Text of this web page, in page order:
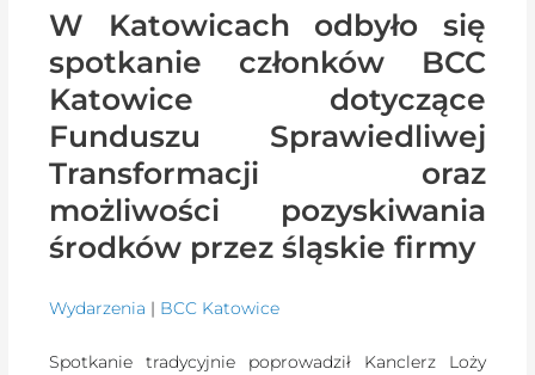
W Katowicach odbyło się
spotkanie członków BCC
Katowice dotyczące
Funduszu Sprawiedliwej
Transformacji oraz
możliwości pozyskiwania
środków przez śląskie firmy
Wydarzenia | BCC Katowice
Spotkanie tradycyjnie poprowadził Kanclerz Loży